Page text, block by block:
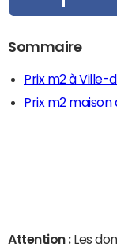
Sommaire
Prix m2 à Ville-
Prix m2
Attention : Les